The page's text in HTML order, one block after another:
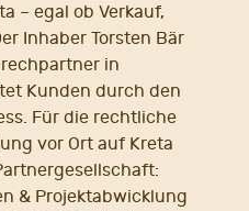
– egal ob Verkauf,
Inhaber Torsten Bär
in
Kunden durch den
Für die rechtliche
vor Ort auf Kreta
& Projektabwicklung